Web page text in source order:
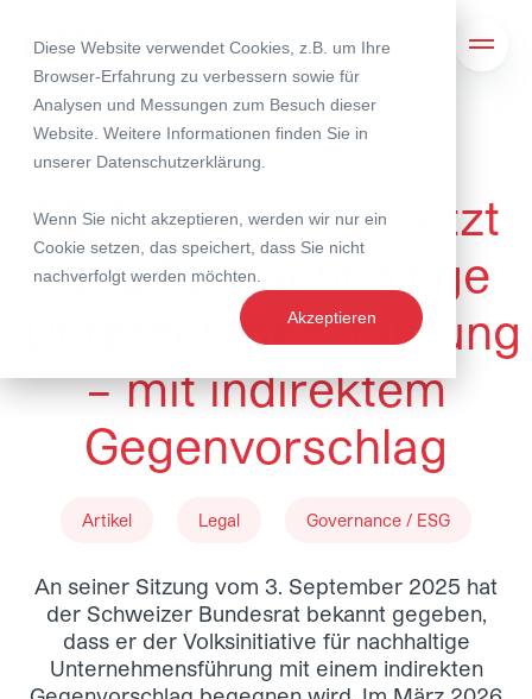
Diese Website verwendet Cookies, z.B. um Ihre
Browser-Erfahrung zu verbessern sowie für
Analysen und Messungen zum Besuch dieser
Website. Weitere Informationen finden Sie in
unserer Datenschutzerklärung
Wenn Sie nicht akzeptieren, werden wir nur ein
Cookie setzen, das speichert, dass Sie nicht
nachverfolgt werden möchten.
Akzeptieren
Suche
08. September 2025
ESG: Bundesrat setzt
Kurs für nachhaltige
Unternehmensführung
– mit indirektem
Gegenvorschlag
Artikel Legal Governance / ESG
An seiner Sitzung vom 3. September 2025 hat
der Schweizer Bundesrat bekannt gegeben,
dass er der Volksinitiative für nachhaltige
Unternehmensführung mit einem indirekten